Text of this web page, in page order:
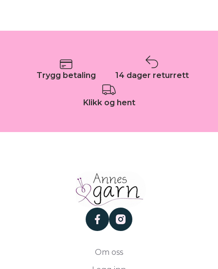
Trygg betaling 14 dager returrett
Klikk og hent
facebookinstagram
Om oss